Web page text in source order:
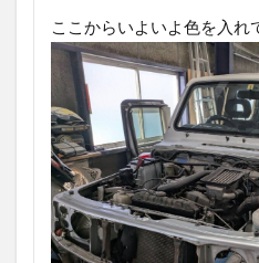
ここからいよいよ色を入れ